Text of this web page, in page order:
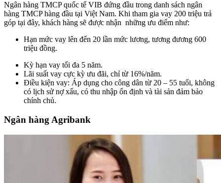
Ngân hàng TMCP quốc tế VIB đứng đầu trong danh sách ngân
hàng TMCP hàng đầu tại Việt Nam. Khi tham gia vay 200 triệu trả
góp tại đây, khách hàng sẽ được nhận những ưu điểm như:
Hạn mức vay lên đến 20 lần mức lương, tương đương 600
triệu đồng.
Kỳ hạn vay tối đa 5 năm.
Lãi suất vay cực kỳ ưu đãi, chỉ từ 16%/năm.
Điều kiện vay: Áp dụng cho công dân từ 20 – 55 tuổi, không
có lịch sử nợ xấu, có thu nhập ổn định và tài sản đảm bảo
chính chủ.
Ngân hàng Agribank